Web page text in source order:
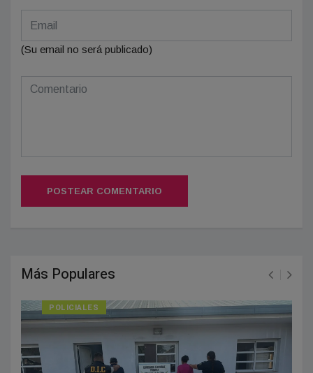
(Su email no será publicado)
POSTEAR COMENTARIO
Más Populares
POLICIALES